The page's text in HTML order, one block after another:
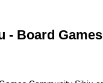
- Board